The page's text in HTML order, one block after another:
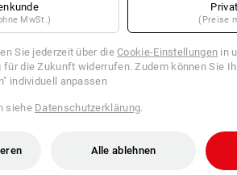
MwSt.) (Preise
Sie jederzeit über dieCookie-Einstellungen in
für die Zukunft widerrufen. Zudem können Sie
individuell anpassen
siehe Datenschutzerklärung.
Alle ablehnen